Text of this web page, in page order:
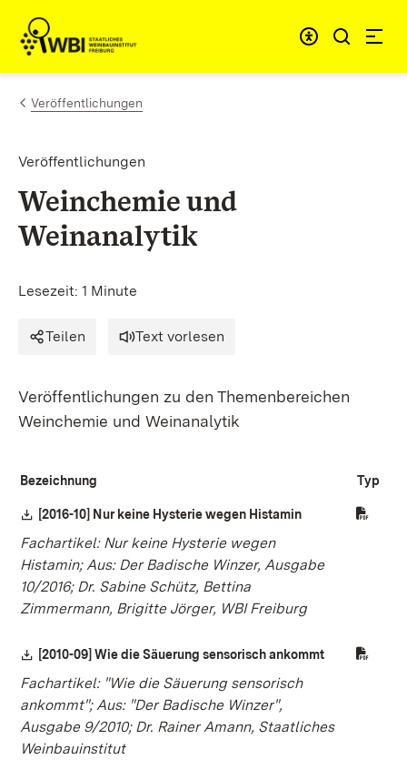
Zum Inhalt springen
Link zur Startseite
Veröffentlichungen
Veröffentlichungen
Weinchemie und
Weinanalytik
Lesezeit: 1 Minute
Teilen Text vorlesen
Veröffentlichungen zu den Themenbereichen
Weinchemie und Weinanalytik
Bezeichnung Typ
Download:
[2016-10] Nur keine Hysterie wegen Histamin(Öffnet in neuem
Fachartikel: Nur keine Hysterie wegen
Histamin; Aus: Der Badische Winzer, Ausgabe
10/2016; Dr. Sabine Schütz, Bettina
Zimmermann, Brigitte Jörger, WBI Freiburg
Download:
[2010-09] Wie die Säuerung sensorisch ankommt(Öffnet in
Fachartikel: "Wie die Säuerung sensorisch
ankommt"; Aus: "Der Badische Winzer",
Ausgabe 9/2010; Dr. Rainer Amann, Staatliches
Weinbauinstitut